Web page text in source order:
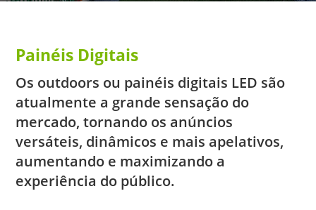
Painéis Digitais
Os outdoors ou painéis digitais LED são
atualmente a grande sensação do
mercado, tornando os anúncios
versáteis, dinâmicos e mais apelativos,
aumentando e maximizando a
experiência do público.